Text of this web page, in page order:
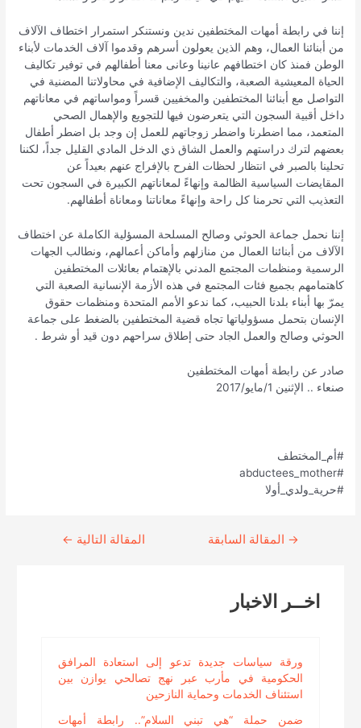
إننا في رابطة أمهات المختطفين ندين ونستنكر استمرار اختطاف الآلاف
من أبنائنا العمال، وهم الذين يعولون أسرهم وقدموا آلاف الخدمات لأبناء
الوطن فمنذ كان اختطافهم عانينا وعانى معنا أطفالهم في توفير تكاليف
الحياة المعيشية الصعبة، والتكاليف الإضافية في محاولاتنا المضنية في
التواصل مع أبنائنا المختطفين والمخفيين قسراً ومواساتهم في معاناتهم
داخل أقبية السجون التي يتعرضون فيها للتجويع والإهمال الصحي
المتعمد، مما اضطرنا واضطر زوجاتهم للعمل إن وجد بل اضطر أطفال
بعضهم لترك دراستهم والعمل الشاق ذي الدخل المادي القليل جداً، لكننا
تحلينا بالصبر في انتظار لحظات الفرح بالإفراج عنهم بعيداً عن
المقايضات السياسية الظالمة وإنهاءً لمعاناتهم الكبيرة في السجون تحت
التعذيب التي تحرمنا كل راحة وإنهاءً معاناتنا ومعاناة أطفالهم.
إننا نحمل جماعة الحوثي وصالح المسلحة المسؤلية الكاملة عن اختطاف
الآلاف من أبنائنا العمال من منازلهم وأماكن أعمالهم، ونطالب الجهات
الرسمية ومنظمات المجتمع المدني بالإهتمام بعائلات المختطفين
كاهتمامهم بجميع فئات المجتمع في هذه الأزمة الإنسانية الصعبة التي
يمرّ بها أبناء بلدنا الحبيب، كما ندعو الأمم المتحدة ومنظمات حقوق
الإنسان بتحمل مسؤولياتها تجاه قضية المختطفين بالضغط على جماعة
الحوثي وصالح والعمل الجاد حتى إطلاق سراحهم دون قيد أو شرط .
صادر عن رابطة أمهات المختطفين
صنعاء .. الإثنين 1/مايو/2017
#أم_المختطف
#abductees_mother
#حرية_ولدي_أولا
Continue
→ المقالة السابقة المقالة التالية ←
اخــر الاخبار
ورقة سياسات جديدة تدعو إلى استعادة المرافق
الحكومية في مأرب عبر نهج تصالحي يوازن بين
استئناف الخدمات وحماية النازحين
ضمن حملة “هي تبني السلام”.. رابطة أمهات